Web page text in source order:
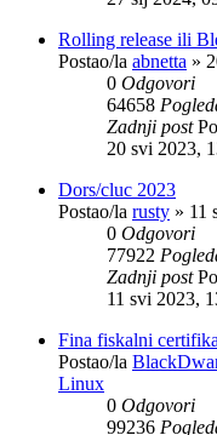
Rolling release ili
Postao/la abnetta »
0 Odgovori
64658
Zadnji post
20 svi 2023,
Dors/cluc 2023
Postao/la rusty » 11
0 Odgovori
77922
Zadnji post
11 svi 2023,
Fina fiskalni
Postao/la
Linux
0 Odgovori
99236